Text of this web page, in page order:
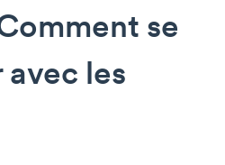
se
les